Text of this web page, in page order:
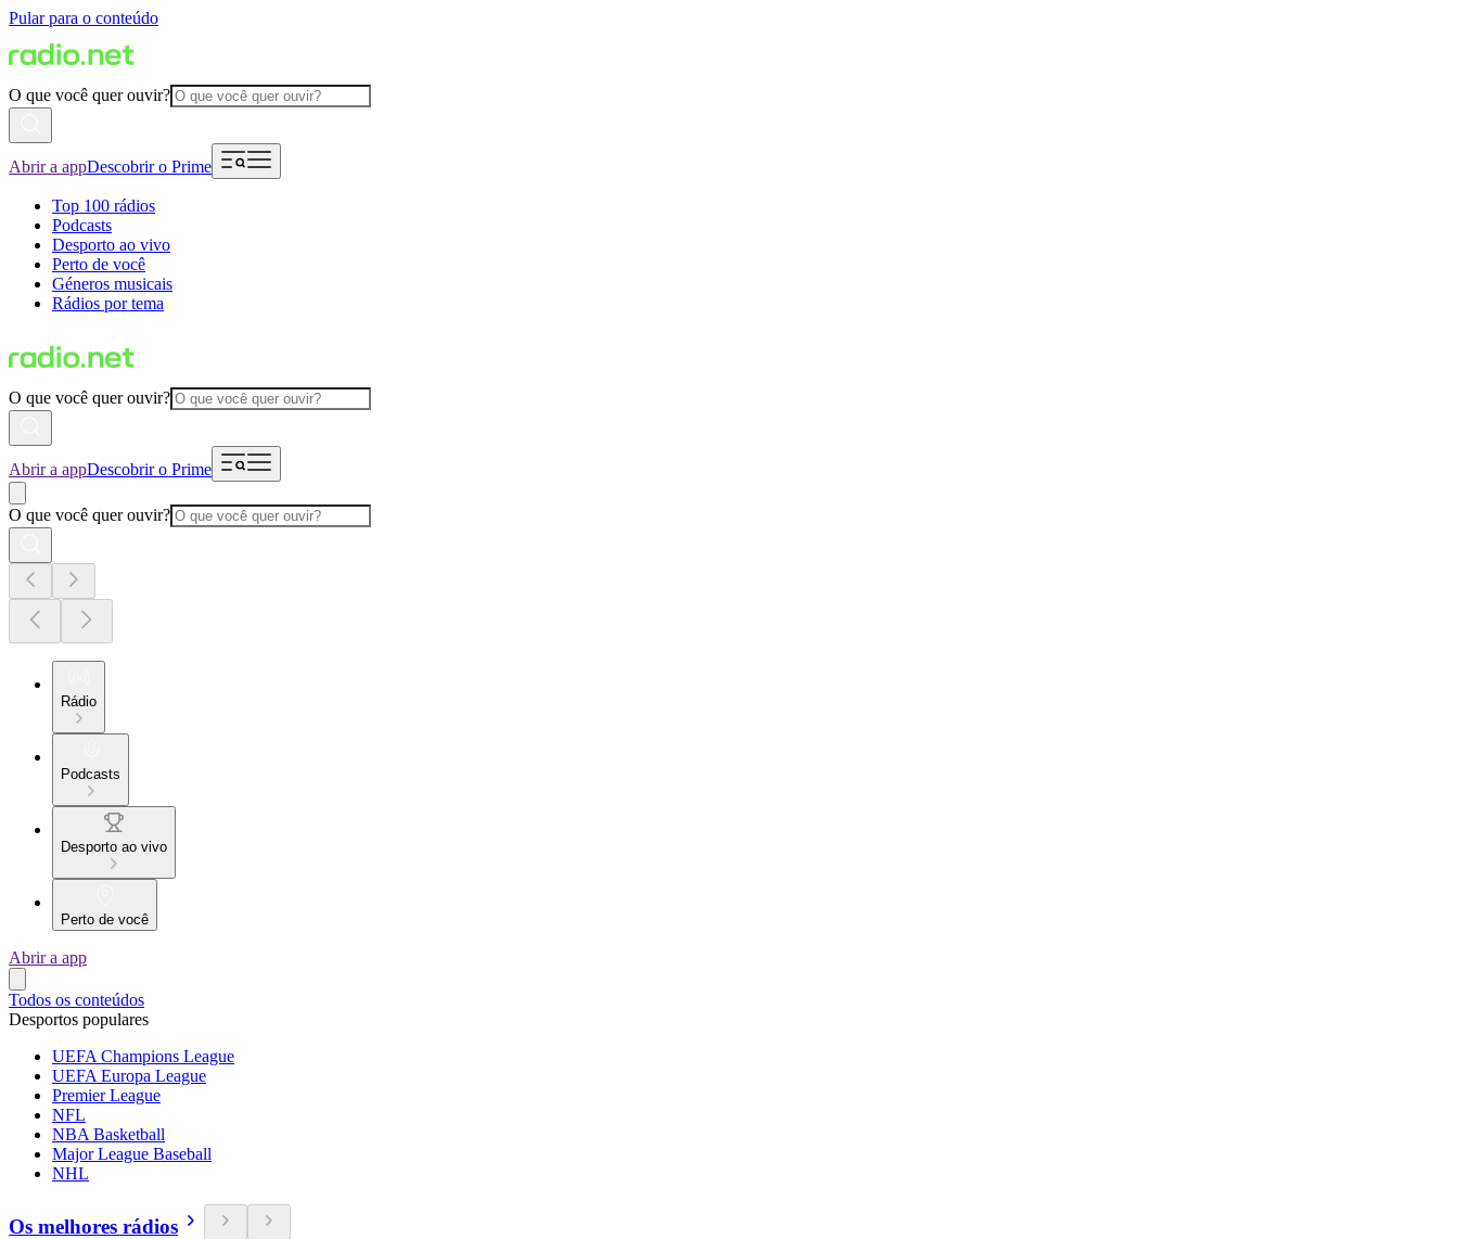
Pular para o conteúdo
O que você quer ouvir?
Abrir a appDescobrir o Prime
Top 100 rádios
Podcasts
Desporto ao vivo
Perto de você
Géneros musicais
Rádios por tema
O que você quer ouvir?
Abrir a appDescobrir o Prime
O que você quer ouvir?
Rádio
Podcasts
Desporto ao vivo
Perto de você
Abrir a app
Todos os conteúdos
Desportos populares
UEFA Champions League
UEFA Europa League
Premier League
NFL
NBA Basketball
Major League Baseball
NHL
Os melhores rádios